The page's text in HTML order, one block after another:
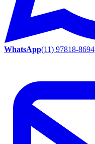
WhatsApp(11) 97818-8694